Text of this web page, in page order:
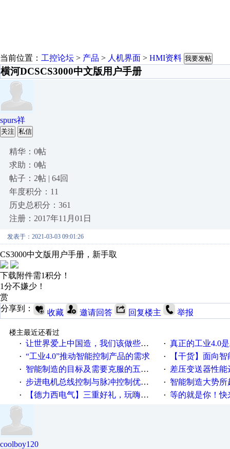
当前位置： 工控论坛 > 产品 > 人机界面 > HMI资料 我要发帖
横河DCSCS3000中文版用户手册
spurs祥
关注 私信
精华：0帖
求助：0帖
帖子：2帖 | 64回
年度积分：11
历史总积分：361
注册：2017年11月01日
发表于：2021-03-03 09:01:26
CS3000中文版用户手册，新手取
下载附件需1积分！
1分不嫌少！
赏
分享到：
收藏 邀请回答 回复楼主 举报
楼主最近还看过
· 让世界爱上中国造，我们该做些什么 · 真正的工业4.0
· “工业4.0”推动智能控制产品的需求 · 【干货】面向
· 智能制造的目标及需要克服的五个障碍 · 差压变送器性能达
· 步进电机总线控制与脉冲控制优缺点 · 智能制造大势所趋
· 【德力西电气】三重好礼，玩嗨夏日！ · 等的就是你！快来
coolboy120